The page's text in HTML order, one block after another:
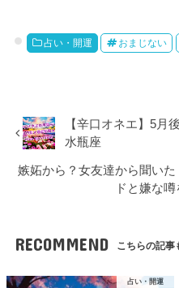
占い・開運 おまじない
【辛口オネエ】5月
水瓶座
嫉妬から？女友達から聞い
ドと嫌な
RECOMMEND こちらの記事
占い・開運